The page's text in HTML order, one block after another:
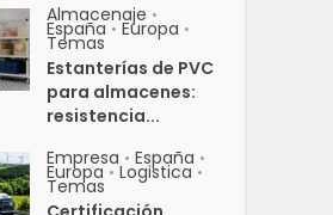
Almacenaje •
España • Europa •
Temas
Estanterías de PVC
para almacenes:
resistencia...
Empresa • España •
Europa • Logistica •
Temas